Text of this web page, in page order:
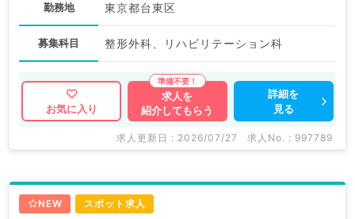
勤務地 東京都台東区
募集科目 整形外科、リハビリテーション科
お気に入り
求人を
紹介してもらう
詳細を
見る
求人更新日 : 2026/07/27 求人No. : 997789
NEW スポット求人